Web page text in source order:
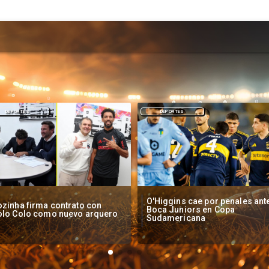
cae por penales ante
Juniors en Copa
DEPORTES
Operadores de apuestas
piden acelerar regulación en
Chile
NACIONAL